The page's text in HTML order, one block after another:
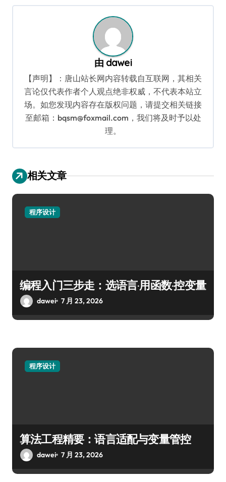
航
由 dawei
【声明】：唐山站长网内容转载自互联网，其相关
言论仅代表作者个人观点绝非权威，不代表本站立
场。如您发现内容存在版权问题，请提交相关链接
至邮箱：bqsm@foxmail.com，我们将及时予以处
理。
相关文章
程序设计
编程入门三步走：选语言·用函数·控变量
dawei 7 月 23, 2026
程序设计
算法工程精要：语言适配与变量管控
dawei 7 月 23, 2026